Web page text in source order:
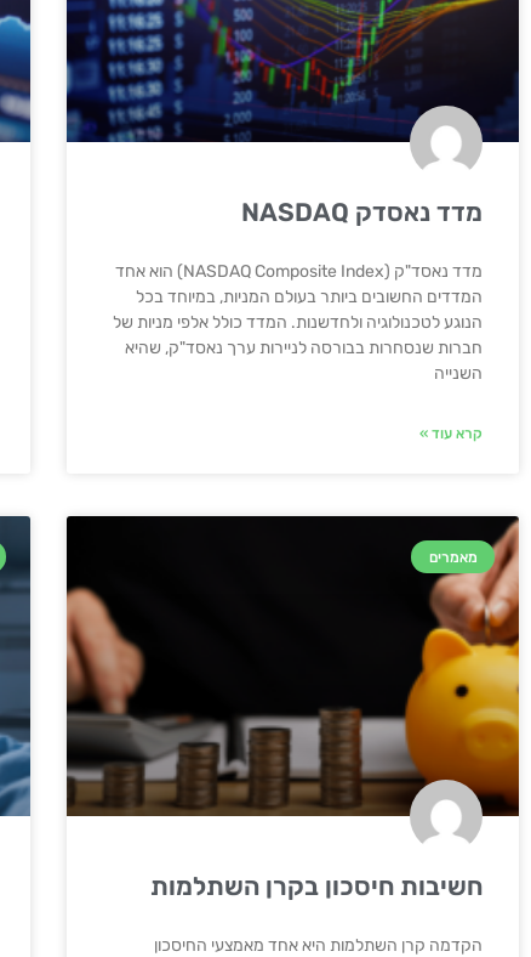
מדד נאסדק NASDAQ
מדד נאסד"ק (NASDAQ Composite Index) הוא אחד
המדדים החשובים ביותר בעולם המניות, במיוחד בכל
הנוגע לטכנולוגיה ולחדשנות. המדד כולל אלפי מניות של
חברות שנסחרות בבורסה לניירות ערך נאסד"ק, שהיא
השנייה
קרא עוד »
מאמרים
חשיבות חיסכון בקרן השתלמות
הקדמה קרן השתלמות היא אחד מאמצעי החיסכון